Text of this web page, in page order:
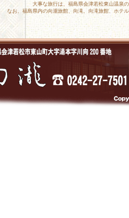
大事な旅行は、福島県会津若松東山温泉
なお、福島県内の向瀧旅館、向滝、向滝旅館、ホテ